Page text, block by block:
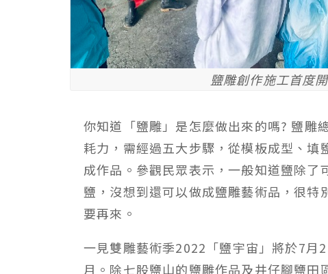
鹽雕創作施工首度
你知道「鹽雕」是怎麼做出來的嗎? 鹽雕
耗力，需經過五大步驟，從模板成型、
成作品。參觀民眾表示，一般知道鹽除
鹽，沒想到還可以做成鹽雕藝術品，很
要再來。
一見雙雕藝術季2022「鹽宇宙」將於7月
月。除七股鹽山的鹽雕作品及井仔腳鹽